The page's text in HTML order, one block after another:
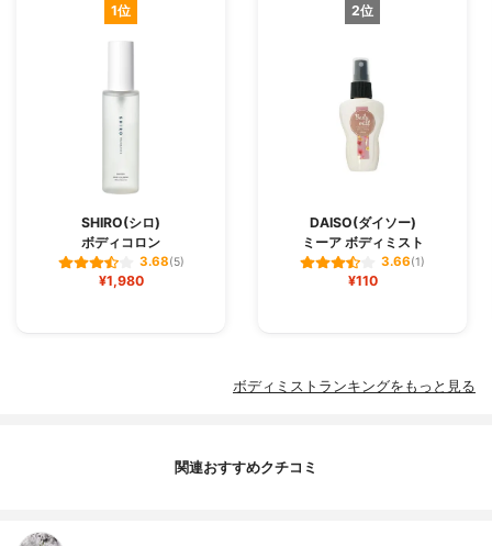
1位
SHIRO(シロ)
ボディコロン
3.68(5)
¥1,980
2位
DAISO(ダイソー)
ミーア ボディミスト
3.66(1)
¥110
ボディミストランキングをもっと見る
関連おすすめクチコミ